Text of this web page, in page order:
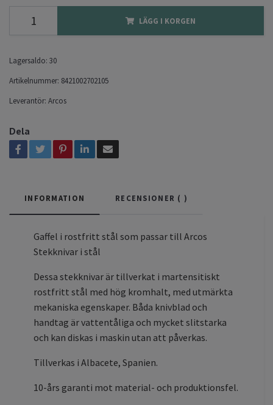
LÄGG I KORGEN
Lagersaldo: 30
Artikelnummer: 8421002702105
Leverantör: Arcos
Dela
INFORMATION RECENSIONER ( )
Gaffel i rostfritt stål som passar till Arcos
Stekknivar i stål
Dessa stekknivar är tillverkat i martensitiskt
rostfritt stål med hög kromhalt, med utmärkta
mekaniska egenskaper. Båda knivblad och
handtag är vattentåliga och mycket slitstarka
och kan diskas i maskin utan att påverkas.
Tillverkas i Albacete, Spanien.
10-års garanti mot material- och produktionsfel.